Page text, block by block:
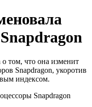
том, что она изменит
Snapdragon, укоротив
индексом.